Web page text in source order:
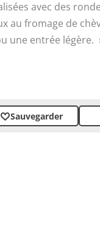
avec des
au fromage de
une entrée légère.
Sauvegarder